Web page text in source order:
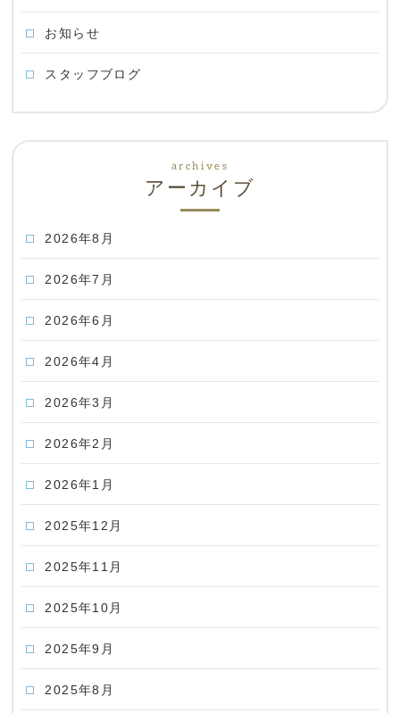
お知らせ
スタッフブログ
アーカイブ
2026年8月
2026年7月
2026年6月
2026年4月
2026年3月
2026年2月
2026年1月
2025年12月
2025年11月
2025年10月
2025年9月
2025年8月